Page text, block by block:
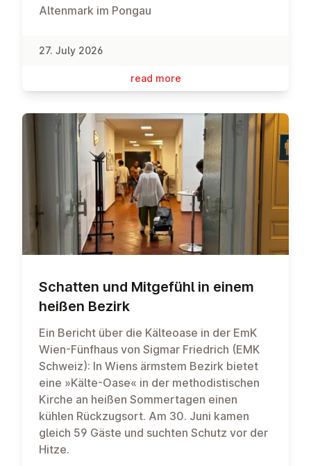
Altenmark im Pongau
27. July 2026
read more
Schatten und Mitgefühl in einem
heißen Bezirk
Ein Bericht über die Kälteoase in der EmK
Wien-Fünfhaus von Sigmar Friedrich (EMK
Schweiz): In Wiens ärmstem Bezirk bietet
eine »Kälte-Oase« in der methodistischen
Kirche an heißen Sommertagen einen
kühlen Rückzugsort. Am 30. Juni kamen
gleich 59 Gäste und suchten Schutz vor der
Hitze.